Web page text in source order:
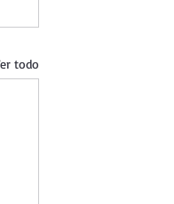
todo